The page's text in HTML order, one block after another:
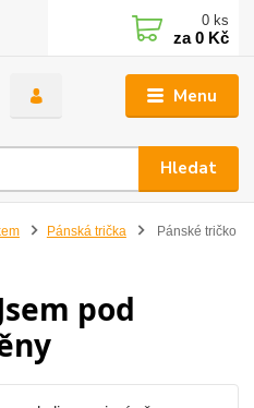
Menu
Hledat
0 ks
za0 Kč
Pánská trička
Pánské tričko
pod